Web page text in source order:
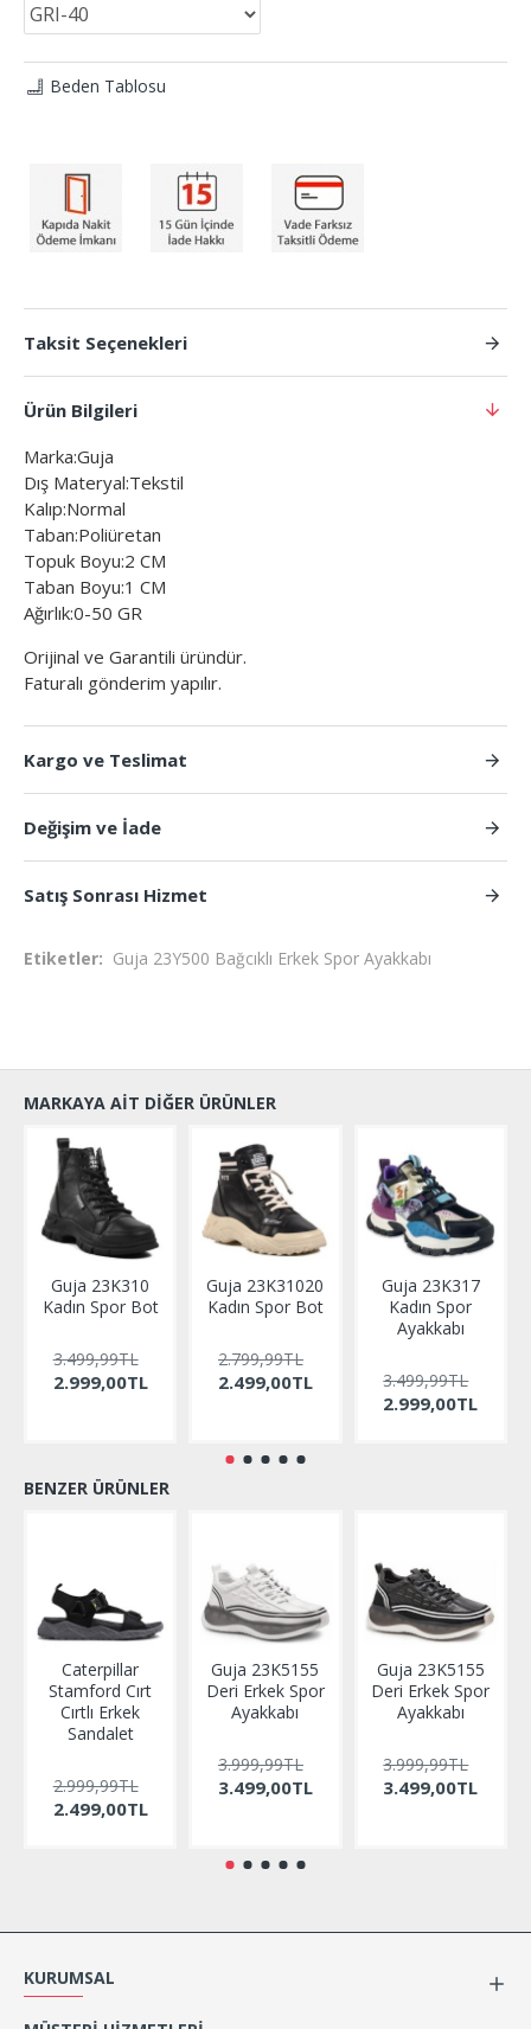
Beden Tablosu
Taksit Seçenekleri
Ürün Bilgileri
Marka:Guja
Dış Materyal:Tekstil
Kalıp:Normal
Taban:Poliüretan
Topuk Boyu:2 CM
Taban Boyu:1 CM
Ağırlık:0-50 GR
Orijinal ve Garantili üründür.
Faturalı gönderim yapılır.
Kargo ve Teslimat
Değişim ve İade
Satış Sonrası Hizmet
Etiketler: Guja 23Y500 Bağcıklı Erkek Spor Ayakkabı
MARKAYA AIT DIĞER ÜRÜNLER
Guja 23K310
Kadın Spor Bot
2.999,00TL
3.499,99TL
Guja 23K31020
Kadın Spor Bot
2.499,00TL
2.799,99TL
Guja 23K317
Kadın Spor
Ayakkabı
2.999,00TL
3.499,99TL
BENZER ÜRÜNLER
Caterpillar
Stamford Cırt
Cırtlı Erkek
Sandalet
2.499,00TL
2.999,99TL
Guja 23K5155
Deri Erkek Spor
Ayakkabı
3.499,00TL
3.999,99TL
Guja 23K5155
Deri Erkek Spor
Ayakkabı
3.499,00TL
3.999,99TL
KURUMSAL